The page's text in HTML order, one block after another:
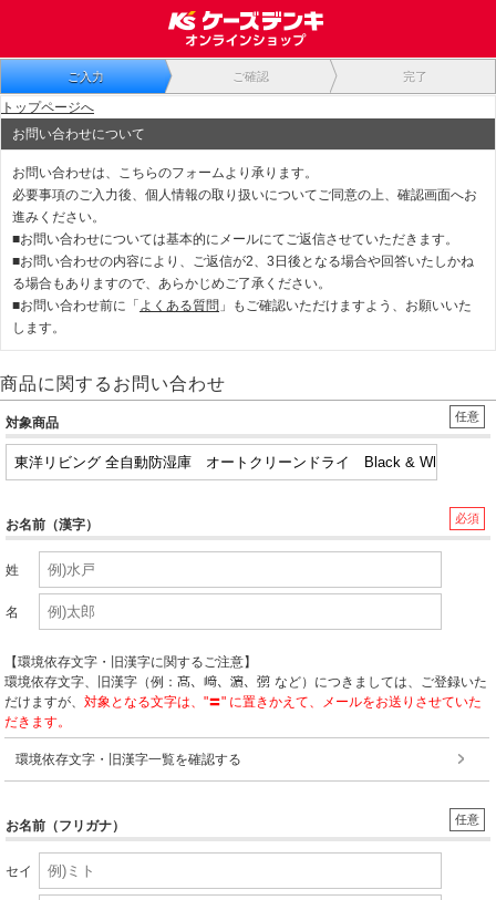
ご入力 ご確認 完了
トップページへ
お問い合わせについて
お問い合わせは、こちらのフォームより承ります。
必要事項のご入力後、個人情報の取り扱いについてご同意の上、確認画面へお
進みください。
■お問い合わせについては基本的にメールにてご返信させていただきます。
■お問い合わせの内容により、ご返信が2、3日後となる場合や回答いたしかね
る場合もありますので、あらかじめご了承ください。
■お問い合わせ前に「 よくある質問 」もご確認いただけますよう、お願いいた
します。
商品に関するお問い合わせ
任意
対象商品
必須
お名前（漢字）
姓
名
【環境依存文字・旧漢字に関するご注意】
環境依存文字、旧漢字（例：
など）につきましては、ご登録いた
だけますが、 対象となる文字は、"〓" に置きかえて、メールをお送りさせていた
だきます。
環境依存文字・旧漢字一覧を確認する
任意
お名前（フリガナ）
セイ